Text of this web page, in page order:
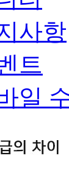
사항
트
일